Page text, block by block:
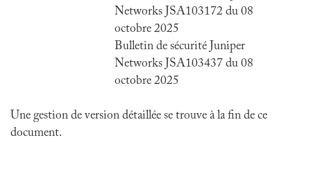
Networks JSA103172 du 08
octobre 2025
Bulletin de sécurité Juniper
Networks JSA103437 du 08
octobre 2025
Une gestion de version détaillée se trouve à la fin de ce
document.